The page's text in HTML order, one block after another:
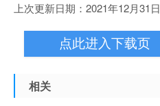
上次更新日期：2021年12月31日
点此进入下载页
相关